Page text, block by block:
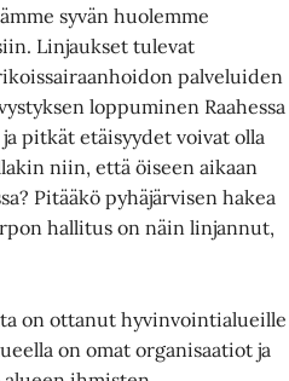
syvän huolemme
Linjaukset tulevat
palveluiden
loppuminen Raahessa
pitkät etäisyydet voivat olla
niin, että öiseen aikaan
Pitääkö pyhäjärvisen hakea
hallitus on näin linjannut,
on ottanut hyvinvointialueille
on omat organisaatiot ja